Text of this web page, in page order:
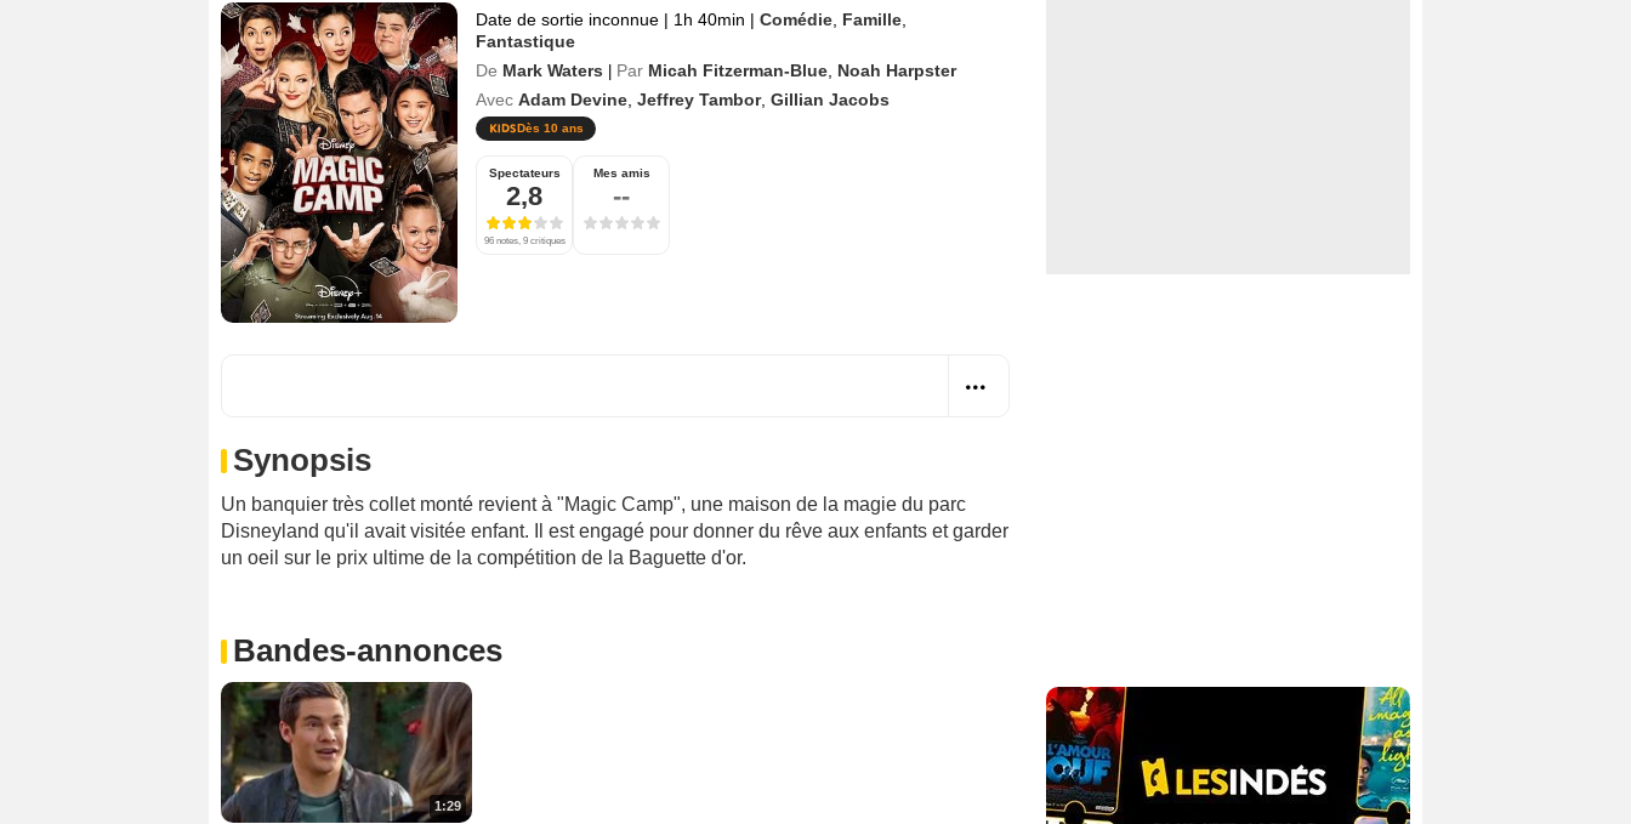
Date de sortie inconnue | 1h 40min | Comédie Famille
Fantastique
De Mark Waters | Par Micah Fitzerman-Blue Noah Harpster
Avec Adam Devine Jeffrey Tambor, Gillian Jacobs
Dès 10 ans
Spectateurs
2,8
96 notes, 9 critiques
Mes amis
--
Synopsis
Un banquier très collet monté revient à "Magic Camp", une maison de la magie du parc
Disneyland qu'il avait visitée enfant. Il est engagé pour donner du rêve aux enfants et garder
un oeil sur le prix ultime de la compétition de la Baguette d'or.
Bandes-annonces
1:29